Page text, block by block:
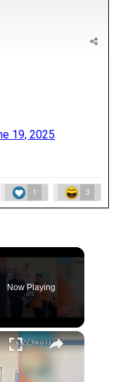
1 3
Now Playing
×